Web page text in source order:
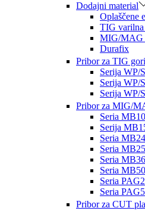
Dodajni material
Oplaščene
TIG varilna
MIG/MAG
Durafix
Pribor za TIG
Serija WP/
Serija WP/
Serija WP/
Pribor za MIG/
Seria
Serija
Seria MB24
Seria MB25
Seria MB36
Seria
Seria
Seria
Pribor za CUT